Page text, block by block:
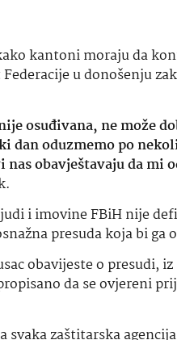
kantoni moraju da
u donošenju
osuđivana, ne može
dan oduzmemo po
obavještavaju da mi
i imovine FBiH nije
presuda koja bi ga
obavijeste o presudi,
da se ovjereni
zaštitarska